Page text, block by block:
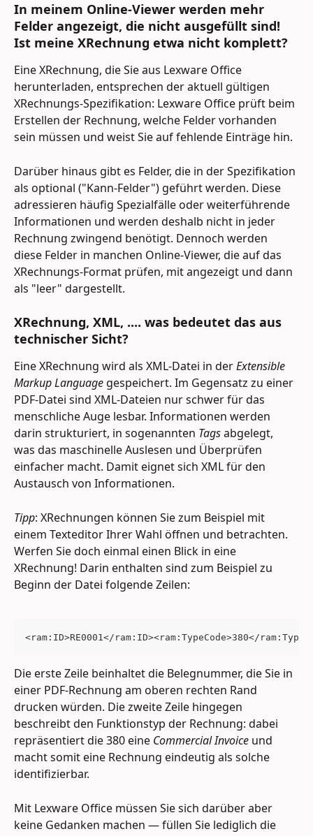
In meinem Online-Viewer werden mehr
Felder angezeigt, die nicht ausgefüllt sind!
Ist meine XRechnung etwa nicht komplett?
Eine XRechnung, die Sie aus Lexware Office
herunterladen, entsprechen der aktuell gültigen
XRechnungs-Spezifikation: Lexware Office prüft beim
Erstellen der Rechnung, welche Felder vorhanden
sein müssen und weist Sie auf fehlende Einträge hin.
Darüber hinaus gibt es Felder, die in der Spezifikation
als optional ("Kann-Felder") geführt werden. Diese
adressieren häufig Spezialfälle oder weiterführende
Informationen und werden deshalb nicht in jeder
Rechnung zwingend benötigt. Dennoch werden
diese Felder in manchen Online-Viewer, die auf das
XRechnungs-Format prüfen, mit angezeigt und dann
als "leer" dargestellt.
XRechnung, XML, .... was bedeutet das aus
technischer Sicht?
Eine XRechnung wird als XML-Datei in der Extensible
Markup Language gespeichert. Im Gegensatz zu einer
PDF-Datei sind XML-Dateien nur schwer für das
menschliche Auge lesbar. Informationen werden
darin strukturiert, in sogenannten Tags abgelegt,
was das maschinelle Auslesen und Überprüfen
einfacher macht. Damit eignet sich XML für den
Austausch von Informationen.
Tipp: XRechnungen können Sie zum Beispiel mit
einem Texteditor Ihrer Wahl öffnen und betrachten.
Werfen Sie doch einmal einen Blick in eine
XRechnung! Darin enthalten sind zum Beispiel zu
Beginn der Datei folgende Zeilen:
<ram:ID>RE0001</ram:ID><ram:TypeCode>380</
Die erste Zeile beinhaltet die Belegnummer, die Sie in
einer PDF-Rechnung am oberen rechten Rand
drucken würden. Die zweite Zeile hingegen
beschreibt den Funktionstyp der Rechnung: dabei
repräsentiert die 380 eine Commercial Invoice und
macht somit eine Rechnung eindeutig als solche
identifizierbar.
Mit Lexware Office müssen Sie sich darüber aber
keine Gedanken machen — füllen Sie lediglich die